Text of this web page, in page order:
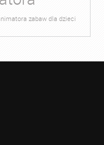
zabaw dla dzieci